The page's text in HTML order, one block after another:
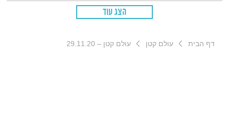
הצג עוד
דף הבית עולם קטן עולם קטן – 29.11.20